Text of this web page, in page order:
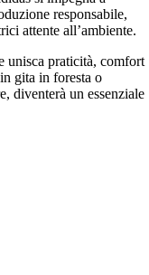
responsabile,
attente all’ambiente.
unisca praticità, comfort
gita in foresta o
diventerà un essenziale